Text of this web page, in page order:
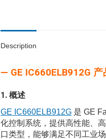
Description
— GE IC660ELB912G
1. 概述
GE IC660ELB912G 是 GE
化控制系统，提供高性能、
口类型，能够满足不同工业场